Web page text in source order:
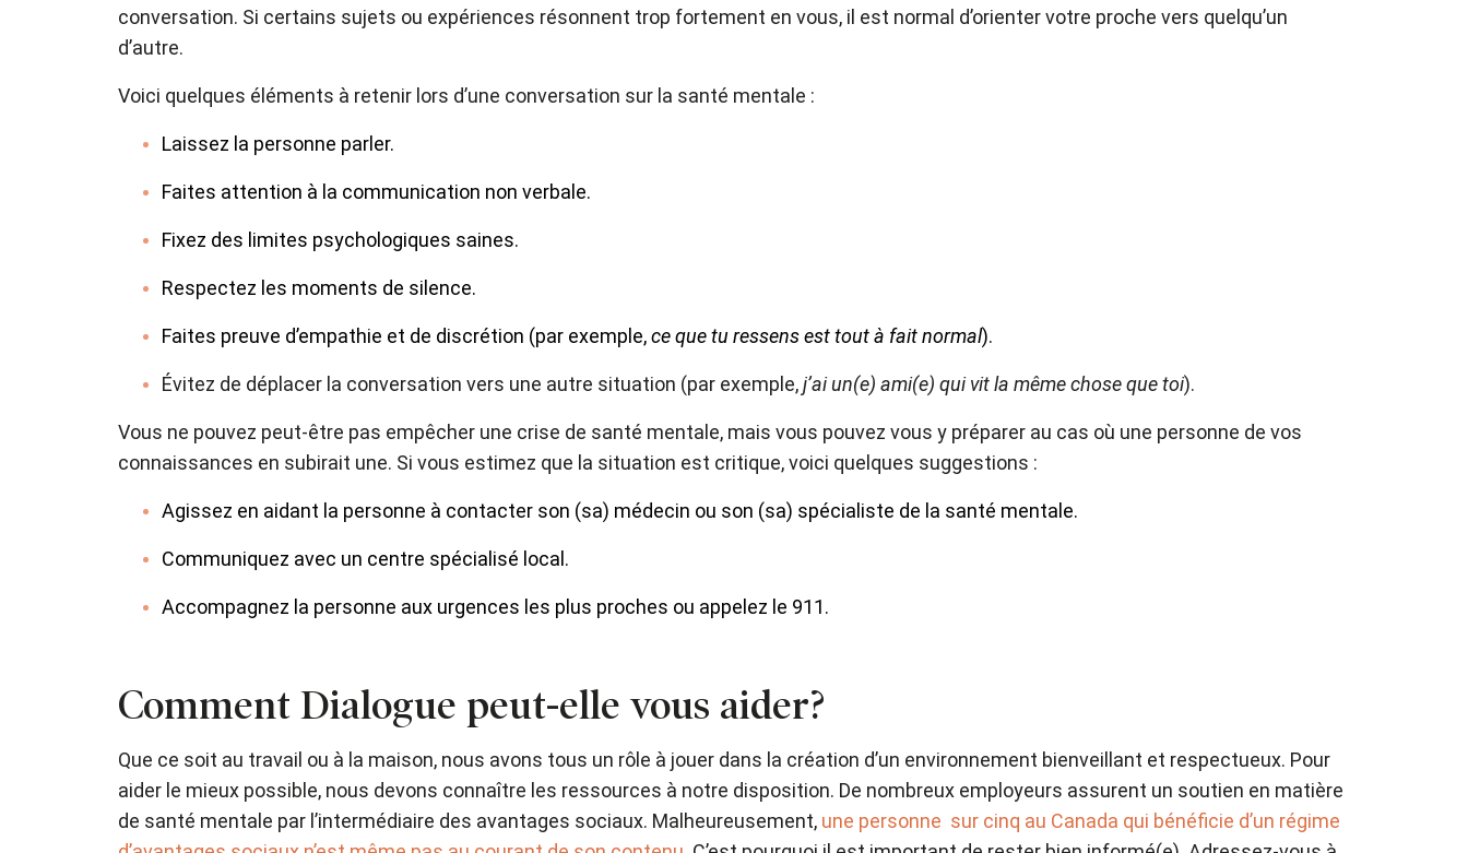
conversation. Si certains sujets ou expériences résonnent trop fortement en vous, il est normal d’orienter votre proche vers quelqu’un
d’autre.
Voici quelques éléments à retenir lors d’une conversation sur la santé mentale :
Laissez la personne parler.
Faites attention à la communication non verbale.
Fixez des limites psychologiques saines.
Respectez les moments de silence.
Faites preuve d’empathie et de discrétion (par exemple,ce que tu ressens est tout à fait normal).
Évitez de déplacer la conversation vers une autre situation (par exemple,j’ai un(e) ami(e) qui vit la même chose que toi).
Vous ne pouvez peut-être pas empêcher une crise de santé mentale, mais vous pouvez vous y préparer au cas où une personne de vos
connaissances en subirait une. Si vous estimez que la situation est critique, voici quelques suggestions :
Agissez en aidant la personne à contacter son (sa) médecin ou son (sa) spécialiste de la santé mentale.
Communiquez avec un centre spécialisé local.
Accompagnez la personne aux urgences les plus proches ou appelez le 911.
Comment Dialogue peut-elle vous aider?
Que ce soit au travail ou à la maison, nous avons tous un rôle à jouer dans la création d’un environnement bienveillant et respectueux. Pour
aider le mieux possible, nous devons connaître les ressources à notre disposition. De nombreux employeurs assurent un soutien en matière
de santé mentale par l’intermédiaire des avantages sociaux. Malheureusement, une personne sur cinq au Canada qui bénéficie d’un régime